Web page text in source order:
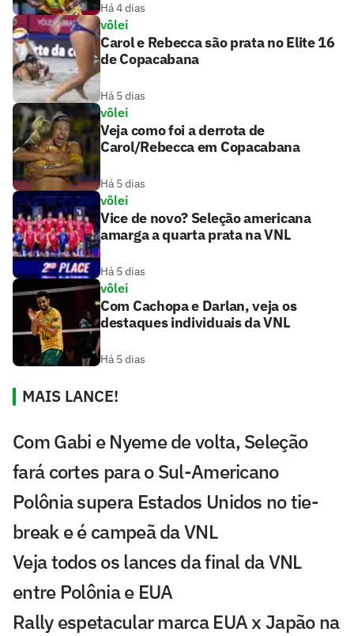
Há 4 dias
vôlei
Carol e Rebecca são prata no Elite 16
de Copacabana
Há 5 dias
vôlei
Veja como foi a derrota de
Carol/Rebecca em Copacabana
Há 5 dias
vôlei
Vice de novo? Seleção americana
amarga a quarta prata na VNL
Há 5 dias
vôlei
Com Cachopa e Darlan, veja os
destaques individuais da VNL
Há 5 dias
MAIS LANCE!
Com Gabi e Nyeme de volta, Seleção
fará cortes para o Sul-Americano
Polônia supera Estados Unidos no tie-
break e é campeã da VNL
Veja todos os lances da final da VNL
entre Polônia e EUA
Rally espetacular marca EUA x Japão na